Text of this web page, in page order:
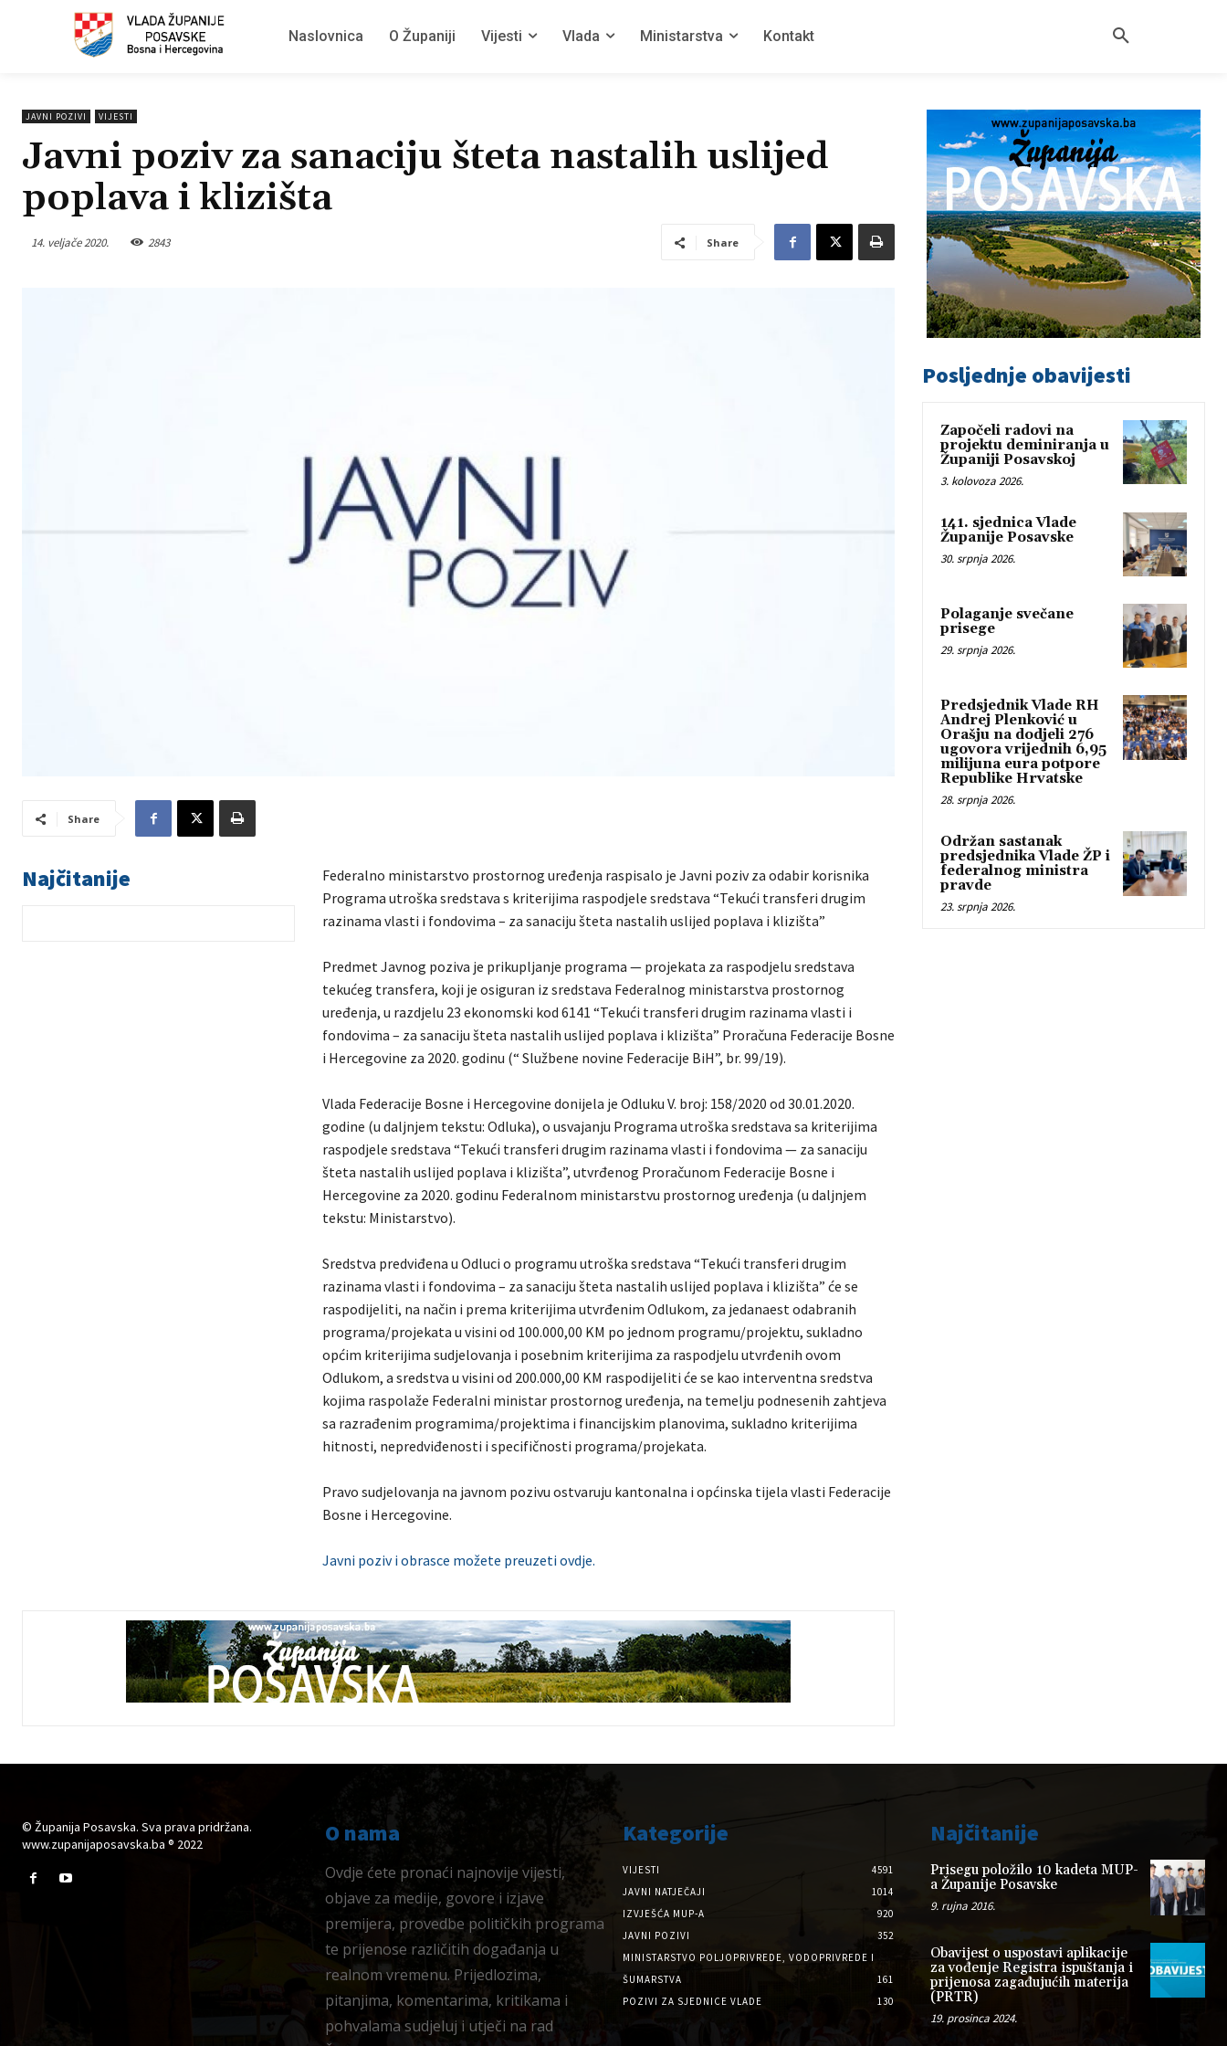
Naslovnica O Županiji Vijesti Vlada Ministarstva Kontakt
JAVNI POZIVI VIJESTI
Javni poziv za sanaciju šteta nastalih uslijed
poplava i klizišta
14. veljače 2020. 2843 Share
Share
Najčitanije
Federalno ministarstvo prostornog uređenja raspisalo je Javni poziv za odabir korisnika
Programa utroška sredstava s kriterijima raspodjele sredstava “Tekući transferi drugim
razinama vlasti i fondovima – za sanaciju šteta nastalih uslijed poplava i klizišta”
Predmet Javnog poziva je prikupljanje programa — projekata za raspodjelu sredstava
tekućeg transfera, koji je osiguran iz sredstava Federalnog ministarstva prostornog
uređenja, u razdjelu 23 ekonomski kod 6141 “Tekući transferi drugim razinama vlasti i
fondovima – za sanaciju šteta nastalih uslijed poplava i klizišta” Proračuna Federacije Bosne
i Hercegovine za 2020. godinu (“ Službene novine Federacije BiH”, br. 99/19).
Vlada Federacije Bosne i Hercegovine donijela je Odluku V. broj: 158/2020 od 30.01.2020.
godine (u daljnjem tekstu: Odluka), o usvajanju Programa utroška sredstava sa kriterijima
raspodjele sredstava “Tekući transferi drugim razinama vlasti i fondovima — za sanaciju
šteta nastalih uslijed poplava i klizišta”, utvrđenog Proračunom Federacije Bosne i
Hercegovine za 2020. godinu Federalnom ministarstvu prostornog uređenja (u daljnjem
tekstu: Ministarstvo).
Sredstva predviđena u Odluci o programu utroška sredstava “Tekući transferi drugim
razinama vlasti i fondovima – za sanaciju šteta nastalih uslijed poplava i klizišta” će se
raspodijeliti, na način i prema kriterijima utvrđenim Odlukom, za jedanaest odabranih
programa/projekata u visini od 100.000,00 KM po jednom programu/projektu, sukladno
općim kriterijima sudjelovanja i posebnim kriterijima za raspodjelu utvrđenih ovom
Odlukom, a sredstva u visini od 200.000,00 KM raspodijeliti će se kao interventna sredstva
kojima raspolaže Federalni ministar prostornog uređenja, na temelju podnesenih zahtjeva
sa razrađenim programima/projektima i financijskim planovima, sukladno kriterijima
hitnosti, nepredviđenosti i specifičnosti programa/projekata.
Pravo sudjelovanja na javnom pozivu ostvaruju kantonalna i općinska tijela vlasti Federacije
Bosne i Hercegovine.
Javni poziv i obrasce možete preuzeti ovdje.
Posljednje obavijesti
Započeli radovi na
projektu deminiranja u
Županiji Posavskoj
3. kolovoza 2026.
141. sjednica Vlade
Županije Posavske
30. srpnja 2026.
Polaganje svečane
prisege
29. srpnja 2026.
Predsjednik Vlade RH
Andrej Plenković u
Orašju na dodjeli 276
ugovora vrijednih 6,95
milijuna eura potpore
Republike Hrvatske
28. srpnja 2026.
Održan sastanak
predsjednika Vlade ŽP i
federalnog ministra
pravde
23. srpnja 2026.
© Županija Posavska. Sva prava pridržana.
www.zupanijaposavska.ba ® 2022
O nama
Ovdje ćete pronaći najnovije vijesti,
objave za medije, govore i izjave
premijera, provedbe političkih programa
te prijenose različitih događanja u
realnom vremenu. Prijedlozima,
pitanjima, komentarima, kritikama i
pohvalama sudjeluj i utječi na rad
Kategorije
VIJESTI
4591
JAVNI NATJEČAJI
1014
IZVJEŠĆA MUP-A
920
JAVNI POZIVI
352
MINISTARSTVO POLJOPRIVREDE, VODOPRIVREDE I
ŠUMARSTVA
161
POZIVI ZA SJEDNICE VLADE
130
Najčitanije
Prisegu položilo 10 kadeta MUP-
a Županije Posavske
9. rujna 2016.
Obavijest o uspostavi aplikacije
za vođenje Registra ispuštanja i
prijenosa zagađujućih materija
(PRTR)
19. prosinca 2024.